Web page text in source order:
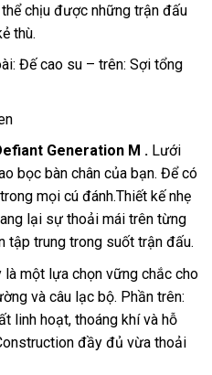
chịu được những trận đấu
thù.
Đế cao su – trên: Sợi tổng
Generation M . Lưới
bọc bàn chân của bạn. Để có
mọi cú đánh.Thiết kế nhẹ
lại sự thoải mái trên từng
tập trung trong suốt trận đấu.
là một lựa chọn vững chắc cho
và câu lạc bộ. Phần trên:
linh hoạt, thoáng khí và hỗ
đầy đủ vừa thoải